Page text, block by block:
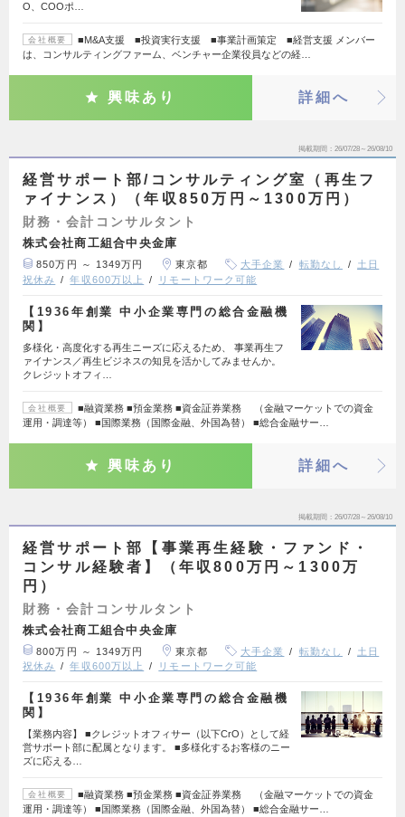
O、COOポ…
会社概要
■M&A支援 ■投資実行支援 ■事業計画策定 ■経営支援 メンバー
は、コンサルティングファーム、ベンチャー企業役員などの経…
興味あり 詳細へ
掲載期間 26/07/28～26/08/10
経営サポート部/コンサルティング室（再生フ
ァイナンス）（年収850万円～1300万円）
財務・会計コンサルタント
株式会社商工組合中央金庫
850万円 ～ 1349万円 東京都 大手企業 転勤なし
土日
祝休み
年収600万以上 リモートワーク可能
【1936年創業 中小企業専門の総合金融機
関】
多様化・高度化する再生ニーズに応えるため、 事業再生フ
ァイナンス／再生ビジネスの知見を活かしてみませんか。
クレジットオフィ…
会社概要
■融資業務 ■預金業務 ■資金証券業務 （金融マーケットでの資金
運用・調達等） ■国際業務（国際金融、外国為替） ■総合金融サー…
興味あり 詳細へ
掲載期間 26/07/28～26/08/10
経営サポート部【事業再生経験・ファンド・
コンサル経験者】（年収800万円～1300万
円）
財務・会計コンサルタント
株式会社商工組合中央金庫
800万円 ～ 1349万円 東京都 大手企業 転勤なし
土日
祝休み
年収600万以上 リモートワーク可能
【1936年創業 中小企業専門の総合金融機
関】
【業務内容】 ■クレジットオフィサー（以下CrO）として経
営サポート部に配属となります。 ■多様化するお客様のニー
ズに応える…
会社概要
■融資業務 ■預金業務 ■資金証券業務 （金融マーケットでの資金
運用・調達等） ■国際業務（国際金融、外国為替） ■総合金融サー…